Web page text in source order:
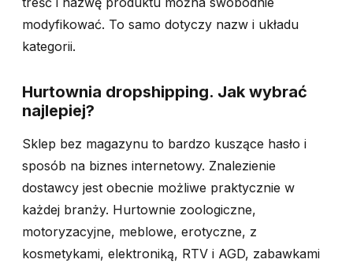
modyfikować. To samo dotyczy nazw i układu
kategorii.
Hurtownia dropshipping. Jak wybrać
najlepiej?
Sklep bez magazynu to bardzo kuszące hasło i
sposób na biznes internetowy. Znalezienie
dostawcy jest obecnie możliwe praktycznie w
każdej branży. Hurtownie zoologiczne,
motoryzacyjne, meblowe, erotyczne, z
kosmetykami, elektroniką, RTV i AGD, zabawkami